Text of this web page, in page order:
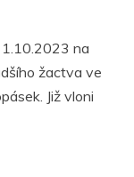
na
žactva ve
Již vloni